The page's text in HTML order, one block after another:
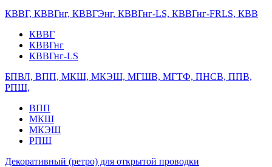
КВВГ, КВВГнг, КВВГЭнг, КВВГнг-LS, КВВГнг-FRLS, КВВ
КВВГ
КВВГнг
КВВГнг-LS
БПВЛ, ВПП, МКШ, МКЭШ, МГШВ, МГТФ, ПНСВ, ППВ,
РПШ,
ВПП
МКШ
МКЭШ
РПШ
Декоративный (ретро) для открытой проводки